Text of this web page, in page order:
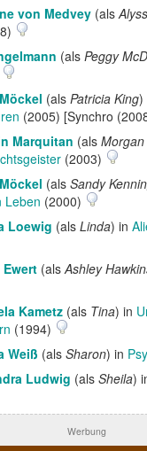
von Medvey (als
(als Peggy
(als Patricia King)
(2005) [Synchro
Marquitan (als
(2003)
(als Sandy
Leben (2000)
Loewig (als Linda) in
Ewert (alsAshley
Kametz (als Tina) in
(1994)
Weiß (als Sharon) in
Ludwig (als Sheila)
Werbung